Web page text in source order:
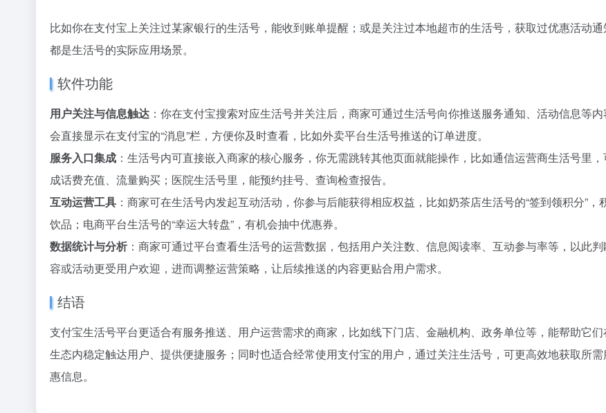
比如你在支付宝上关注过某家银行的生活号，能收到账单提醒；或是关注过本地超市的生活号，获取过优惠活动
都是生活号的实际应用场景。
软件功能
用户关注与信息触达 ：你在支付宝搜索对应生活号并关注后，商家可通过生活号向你推送服务通知、活动信息等
会直接显示在支付宝的“消息”栏，方便你及时查看，比如外卖平台生活号推送的订单进度。
服务入口集成 ：生活号内可直接嵌入商家的核心服务，你无需跳转其他页面就能操作，比如通信运营商生活号里
成话费充值、流量购买；医院生活号里，能预约挂号、查询检查报告。
互动运营工具 ：商家可在生活号内发起互动活动，你参与后能获得相应权益，比如奶茶店生活号的“签到领积分”，
饮品；电商平台生活号的“幸运大转盘”，有机会抽中优惠券。
数据统计与分析 ：商家可通过平台查看生活号的运营数据，包括用户关注数、信息阅读率、互动参与率等，以此
容或活动更受用户欢迎，进而调整运营策略，让后续推送的内容更贴合用户需求。
结语
支付宝生活号平台更适合有服务推送、用户运营需求的商家，比如线下门店、金融机构、政务单位等，能帮助它
生态内稳定触达用户、提供便捷服务；同时也适合经常使用支付宝的用户，通过关注生活号，可更高效地获取所
惠信息。
36氪
1
2 8点1氪丨DeepSeek宣布大幅涨价；贾国龙再创业，开店“天边羊多”；河南试行周五下午弹性离岗 27
3 花800块钱找点罪受
4 OpenAI 音箱：果味设计，但比苹果多走一步 3
5 24小时健身房里，泡满了待业的年轻人
五路玩家齐下场，AI办公超级入口争夺战全面打响
10 梁文锋，告别“价格屠夫” 20
百度热搜
2 飞机票免费退改真的来了
4 未来五年中国民航重磅规划出炉
美股存储板块集体大跌
10 百花奖开幕式 刘浩存独舞